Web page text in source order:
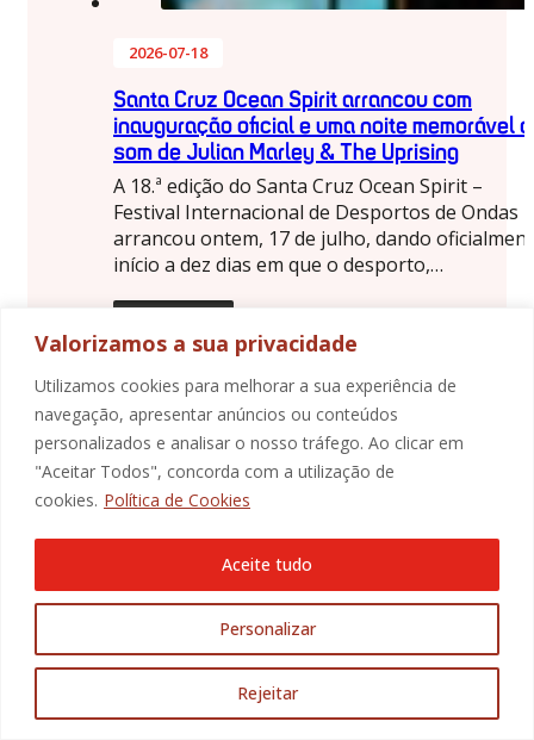
Valorizamos a sua privacidade
Utilizamos cookies para melhorar a sua experiência de
navegação, apresentar anúncios ou conteúdos
personalizados e analisar o nosso tráfego. Ao clicar em
"Aceitar Todos", concorda com a utilização de
cookies. Política de Cookies
Personalizar
Rejeitar
Aceite tudo
2026-07-18
Santa Cruz Ocean Spirit arrancou com
inauguração oficial e uma noite memorável
som de Julian Marley & The Uprising
A 18.ª edição do Santa Cruz Ocean Spirit –
Festival Internacional de Desportos de Ondas
arrancou ontem, 17 de julho, dando
início a dez dias em que o desporto,…